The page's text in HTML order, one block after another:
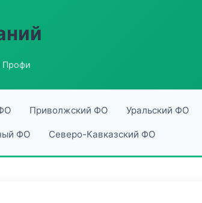
Профи
Приволжский ФО Уральский ФО
ФО Северо-Кавказский ФО